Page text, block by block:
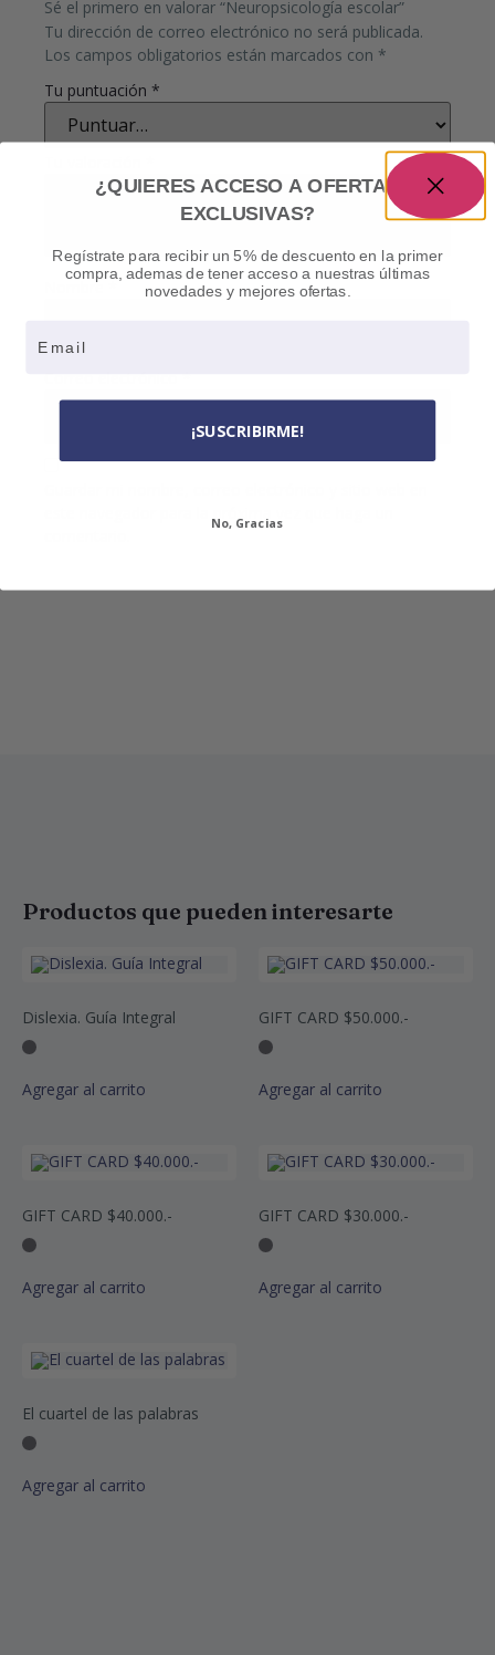
Sé el primero en valorar “Neuropsicología escolar”
Tu dirección de correo electrónico no será publicada.
Los campos obligatorios están marcados con *
Tu puntuación *
Nombre
Productos que pueden interesarte
Dislexia. Guía Integral
Agregar al carrito
GIFT CARD $50.000.-
Agregar al carrito
GIFT CARD $40.000.-
Agregar al carrito
GIFT CARD $30.000.-
Agregar al carrito
El cuartel de las palabras
Agregar al carrito
¿QUIERES ACCESO A OFERTAS
EXCLUSIVAS?
Regístrate para recibir un 5% de descuento en la primer
compra, ademas de tener acceso a nuestras últimas
novedades y mejores ofertas.
¡SUSCRIBIRME!
No, Gracias